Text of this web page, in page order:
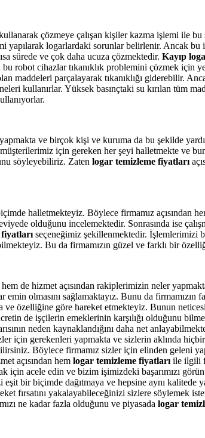
çözmeye çalışan kişiler kazma işlemi ile
logarlardaki sorunlar belirlenir. Ancak
sürede ve çok daha ucuza çözmektedir. Kayıp
robot cihazlar tıkanıklık problemini çözmek için
maddeleri parçalayarak tıkanıklığı giderebilir.
kullanırlar. Yüksek basınçtaki su kırılan tüm
ve birçok kişi ve kuruma da bu şekilde
için gereken her şeyi halletmekte ve
söyleyebiliriz. Zaten logar temizleme fiyatları
halletmekteyiz. Böylece firmamız açısından
olduğunu incelemektedir. Sonrasında ise
seçeneğimiz şekillenmektedir. İşlemlerimizi
Bu da firmamızın güzel ve farklı bir
de hizmet açısından rakiplerimizin neler
olmasını sağlamaktayız. Bunu da
özelliğine göre hareket etmekteyiz. Bunun
de işçilerin emeklerinin karşılığı olduğunu
neden kaynaklandığını daha net
için gerekenleri yapmakta ve sizlerin aklında
Böylece firmamız sizler için elinden geleni
açısından hem logar temizleme fiyatları ile ilgili
acele edin ve bizim işimizdeki başarımızı
bir biçimde dağıtmaya ve hepsine aynı kalitede
fırsatını yakalayabileceğinizi sizlere söylemek
ne kadar fazla olduğunu ve piyasada logar